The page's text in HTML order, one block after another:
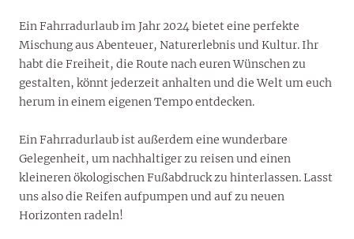
Ein Fahrradurlaub im Jahr 2024 bietet eine perfekte
Mischung aus Abenteuer, Naturerlebnis und Kultur. Ihr
habt die Freiheit, die Route nach euren Wünschen zu
gestalten, könnt jederzeit anhalten und die Welt um euch
herum in einem eigenen Tempo entdecken.
Ein Fahrradurlaub ist außerdem eine wunderbare
Gelegenheit, um nachhaltiger zu reisen und einen
kleineren ökologischen Fußabdruck zu hinterlassen. Lasst
uns also die Reifen aufpumpen und auf zu neuen
Horizonten radeln!